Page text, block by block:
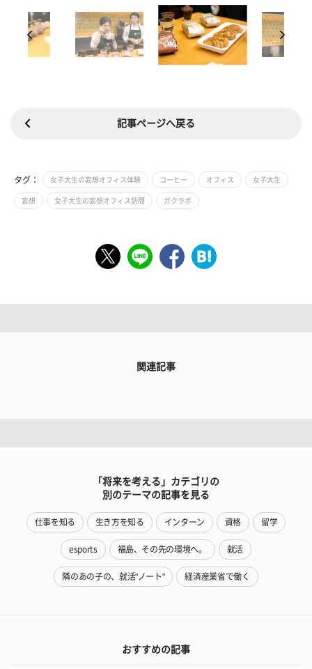
記事ページへ戻る
タグ： 女子大生の妄想オフィス体験 コーヒー オフィス 女子大生
妄想 女子大生の妄想オフィス訪問 ガクラボ
関連記事
「将来を考える」カテゴリの
別のテーマの記事を見る
仕事を知る 生き方を知る インターン 資格 留学
esports 福島、その先の環境へ。 就活
隣のあの子の、就活"ノート" 経済産業省で働く
おすすめの記事